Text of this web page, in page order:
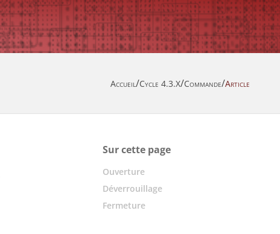
Accueil/Cycle 4.3.X/Commande/Article
Sur cette page
Ouverture
Déverrouillage
Fermeture